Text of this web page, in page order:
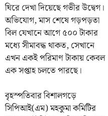
ঘিরে দেখা দিয়েছে গভীর উদ্বেগ।
অভিযোগ, মাস শেষে গড়পড়তা
বিল যেখানে আগে ৫০০ টাকার
মধ্যে সীমাবদ্ধ থাকত, সেখানে
এখন একই পরিমাণ টাকায় কেবল
এক সপ্তাহ চলতে পারছে।
বৃহস্পতিবার বিশালগড়ে
সিপিআই(এম) মহকুমা কমিটির